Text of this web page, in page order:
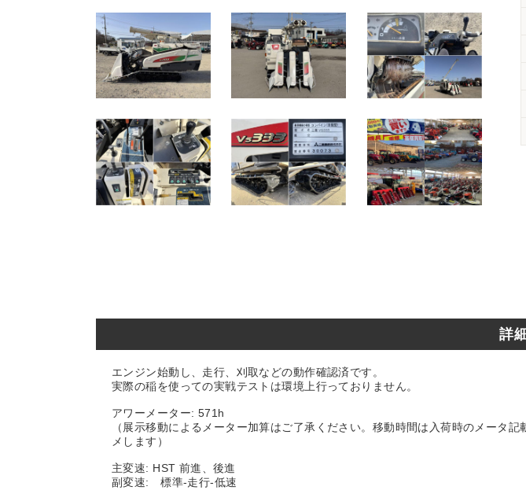
詳
エンジン始動し、走行、刈取などの動作確認済です。
実際の稲を使っての実戦テストは環境上行っておりません。
アワーメーター: 571h
（展示移動によるメーター加算はご了承ください。移動時間は入荷時のメータ
メします）
主変速: HST 前進、後進
副変速: 標準-走行-低速